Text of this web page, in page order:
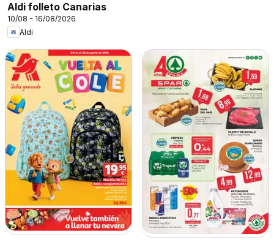
Aldi folleto Canarias
10/08 - 16/08/2026
Aldi